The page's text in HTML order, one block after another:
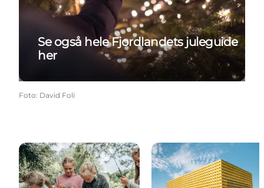
Se også hele Fjordlandets juleguide
her
Foto: David Foli